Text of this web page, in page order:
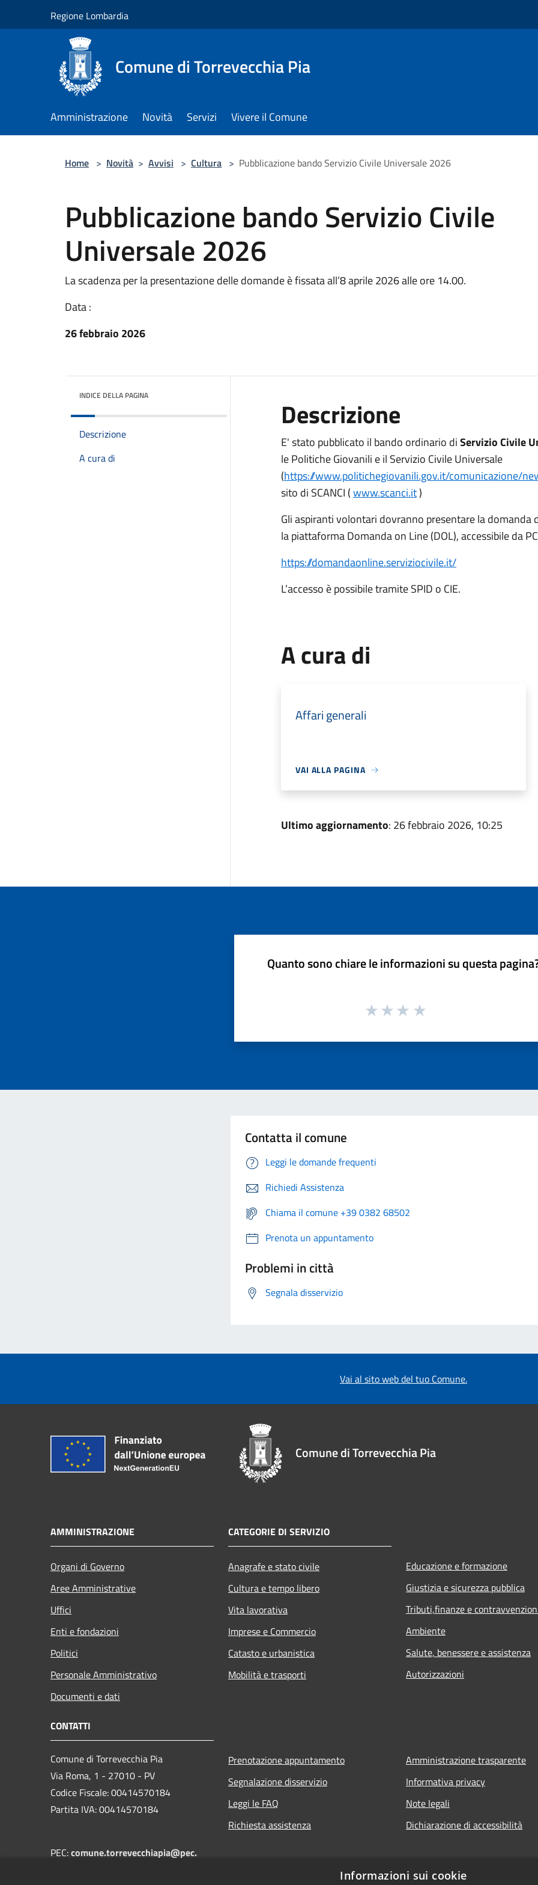
Regione Lombardia
Comune di Torrevecchia Pia
Amministrazione Novità Servizi Vivere il Comune
Home > Novità > Avvisi > Cultura > Pubblicazione bando Servizio Civile Universale 2026
Pubblicazione bando Servizio Civile
Universale 2026
La scadenza per la presentazione delle domande è fissata all’8 aprile 2026 alle ore 14.00.
Data :
26 febbraio 2026
INDICE DELLA PAGINA
Descrizione
A cura di
Descrizione
E' stato pubblicato il bando ordinario diServizio Civile
le Politiche Giovanili e il Servizio Civile Universale
(https://www.politichegiovanili.gov.it/comunicazione/
sito di SCANCI (www.scanci.it)
Gli aspiranti volontari dovranno presentare la
la piattaforma Domanda on Line (DOL), accessibile da
https://domandaonline.serviziocivile.it/
L’accesso è possibile tramite SPID o CIE.
A cura di
Affari generali
VAI ALLA PAGINA
Ultimo aggiornamento: 26 febbraio 2026, 10:25
Quanto sono chiare le informazioni su questa
Contatta il comune
Leggi le domande frequenti
Richiedi Assistenza
Chiama il comune +39 0382 68502
Prenota un appuntamento
Problemi in città
Segnala disservizio
Vai al sito web del tuo Comune.
Comune di Torrevecchia Pia
AMMINISTRAZIONE
Organi di Governo
Aree Amministrative
Uffici
Enti e fondazioni
Politici
Personale Amministrativo
Documenti e dati
CATEGORIE DI SERVIZIO
Anagrafe e stato civile
Cultura e tempo libero
Vita lavorativa
Imprese e Commercio
Catasto e urbanistica
Mobilità e trasporti
Educazione e formazione
Giustizia e sicurezza pubblica
Tributi,finanze e
Ambiente
Salute, benessere e assistenza
Autorizzazioni
CONTATTI
Comune di Torrevecchia Pia
Via Roma, 1 - 27010 - PV
Codice Fiscale: 00414570184
Partita IVA: 00414570184
PEC:comune.torrevecchiapia@pec.
Prenotazione appuntamento
Segnalazione disservizio
Leggi le FAQ
Richiesta assistenza
Amministrazione trasparente
Informativa privacy
Note legali
Dichiarazione di accessibilità
Informazioni sui cookie